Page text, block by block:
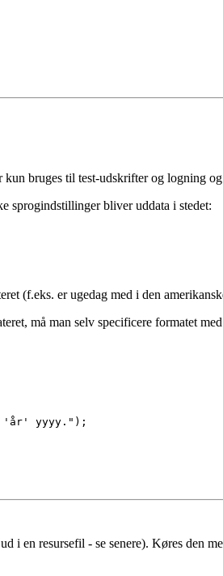
bruges til test-udskrifter og logning
sprogindstillinger bliver uddata i stedet:
(f.eks. er ugedag med i den
må man selv specificere formatet
yyyy.");
i en resursefil - se senere). Køres den